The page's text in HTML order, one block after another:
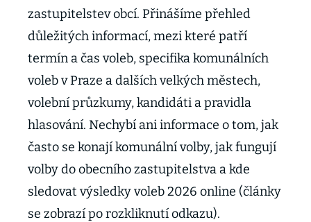
zastupitelstev obcí. Přinášíme přehled
důležitých informací, mezi které patří
termín a čas voleb, specifika komunálních
voleb v Praze a dalších velkých městech,
volební průzkumy, kandidáti a pravidla
hlasování. Nechybí ani informace o tom, jak
často se konají komunální volby, jak fungují
volby do obecního zastupitelstva a kde
sledovat výsledky voleb 2026 online (články
se zobrazí po rozkliknutí odkazu).